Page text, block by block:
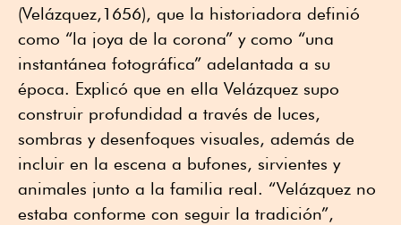
(Velázquez,1656), que la historiadora definió
como “la joya de la corona” y como “una
instantánea fotográfica” adelantada a su
época. Explicó que en ella Velázquez supo
construir profundidad a través de luces,
sombras y desenfoques visuales, además de
incluir en la escena a bufones, sirvientes y
animales junto a la familia real. “Velázquez no
estaba conforme con seguir la tradición”,